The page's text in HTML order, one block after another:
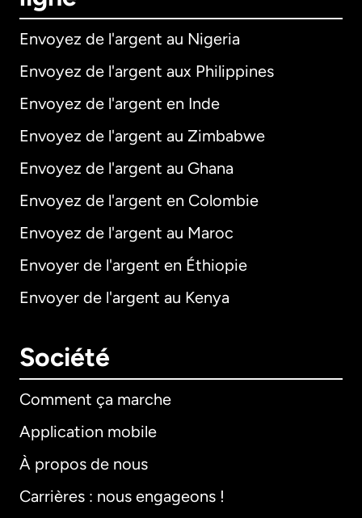
Envoyez de l'argent au Nigeria
Envoyez de l'argent aux Philippines
Envoyez de l'argent en Inde
Envoyez de l'argent au Zimbabwe
Envoyez de l'argent au Ghana
Envoyez de l'argent en Colombie
Envoyez de l'argent au Maroc
Envoyer de l'argent en Éthiopie
Envoyer de l'argent au Kenya
Société
Comment ça marche
Application mobile
À propos de nous
Carrières : nous engageons !